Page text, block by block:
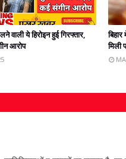
वाली ये हिरोइन हुई गिरफ्तार,
आरोप
मिली